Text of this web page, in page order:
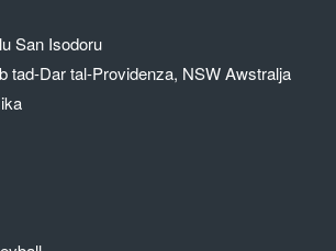
San Isodoru
tad-Dar tal-Providenza, NSW Awstralja